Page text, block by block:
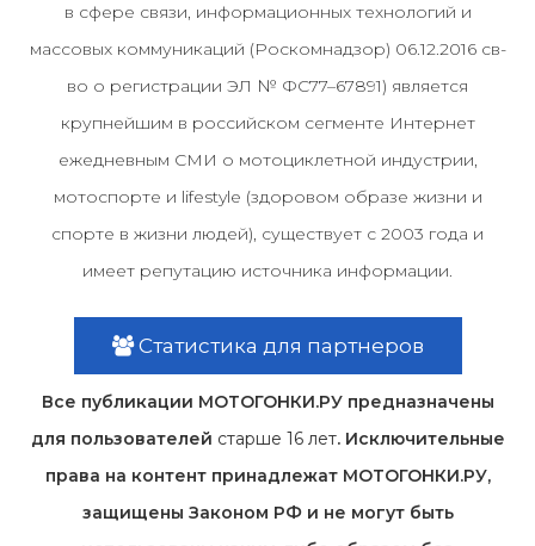
в сфере связи, информационных технологий и
массовых коммуникаций (Роскомнадзор) 06.12.2016 св-
во о регистрации ЭЛ № ФС77–67891) является
крупнейшим в российском сегменте Интернет
ежедневным СМИ о мотоциклетной индустрии,
мотоспорте и lifestyle (здоровом образе жизни и
спорте в жизни людей), существует с 2003 года и
имеет репутацию источника информации.
Статистика для партнеров
Все публикации МОТОГОНКИ.РУ предназначены
для пользователей старше 16 лет. Исключительные
права на контент принадлежат МОТОГОНКИ.РУ,
защищены Законом РФ и не могут быть